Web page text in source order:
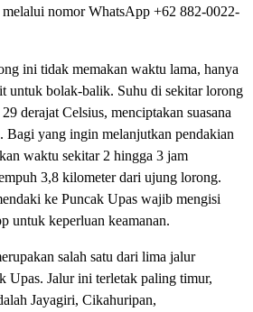
nomor WhatsApp +62 882-0022-
ini tidak memakan waktu lama, hanya
untuk bolak-balik. Suhu di sekitar lorong
derajat Celsius, menciptakan suasana
Bagi yang ingin melanjutkan pendakian
waktu sekitar 2 hingga 3 jam
3,8 kilometer dari ujung lorong.
ke Puncak Upas wajib mengisi
untuk keperluan keamanan.
salah satu dari lima jalur
Upas. Jalur ini terletak paling timur,
Jayagiri, Cikahuripan,